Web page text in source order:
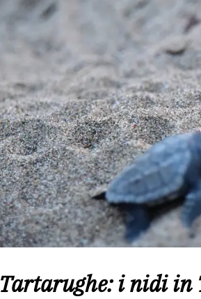
Tartarughe: i nidi in